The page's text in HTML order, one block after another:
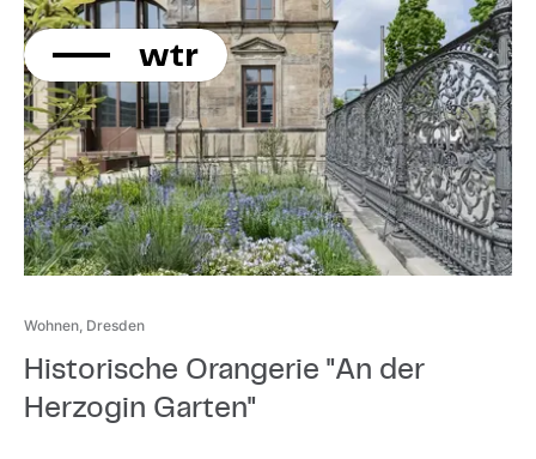
Direkt
zum
Inhalt
KONTAKT
Wohnen, Dresden
Historische Orangerie "An der
Herzogin Garten"